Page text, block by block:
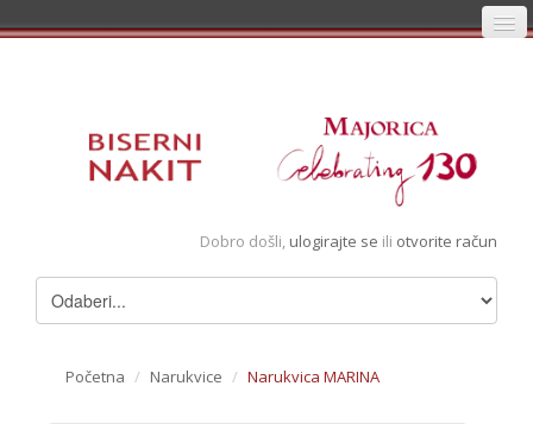
Registracija
Pregledani artikli
Dobro došli, ulogirajte se ili otvorite račun
Početna / Narukvice / Narukvica MARINA